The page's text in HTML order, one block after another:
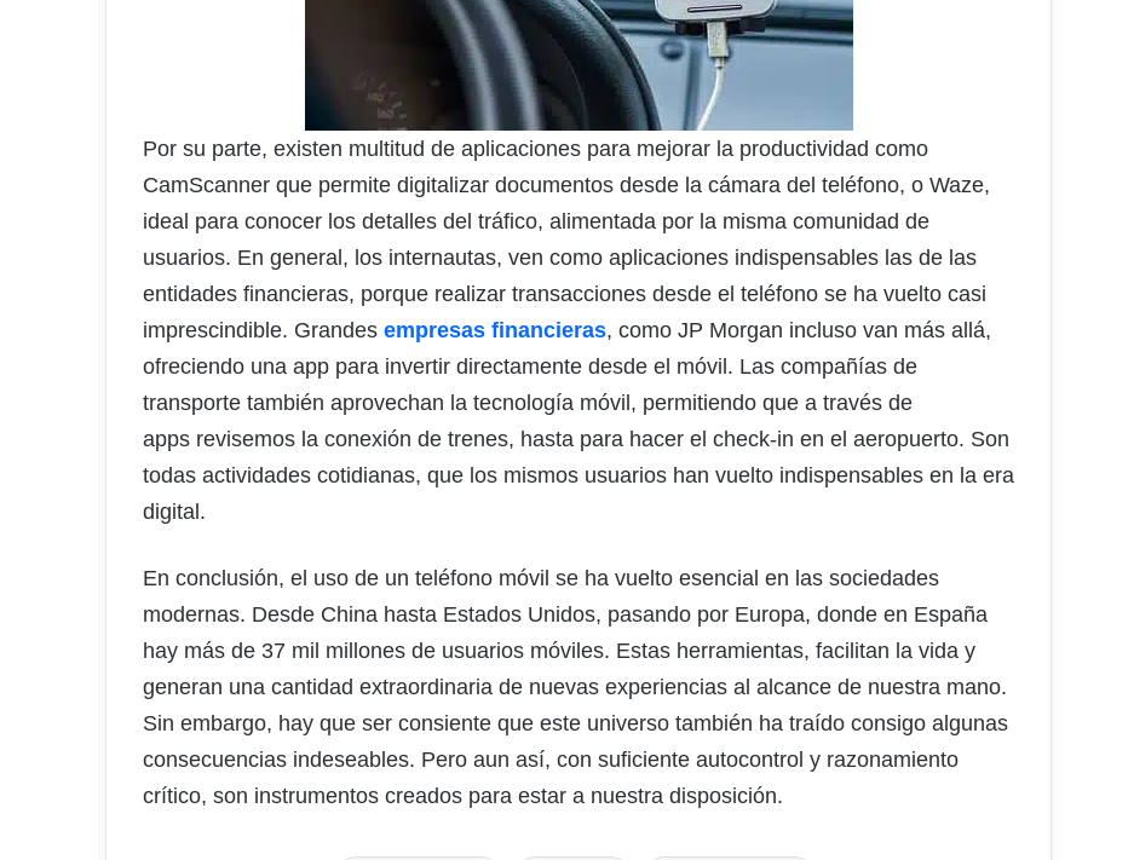
Por su parte, existen multitud de aplicaciones para mejorar la productividad como
CamScanner que permite digitalizar documentos desde la cámara del teléfono, o Waze,
ideal para conocer los detalles del tráfico, alimentada por la misma comunidad de
usuarios. En general, los internautas, ven como aplicaciones indispensables las de las
entidades financieras, porque realizar transacciones desde el teléfono se ha vuelto casi
imprescindible. Grandes empresas financieras, como JP Morgan incluso van más allá,
ofreciendo una app para invertir directamente desde el móvil. Las compañías de
transporte también aprovechan la tecnología móvil, permitiendo que a través de
apps revisemos la conexión de trenes, hasta para hacer el check-in en el aeropuerto. Son
todas actividades cotidianas, que los mismos usuarios han vuelto indispensables en la era
digital.
En conclusión, el uso de un teléfono móvil se ha vuelto esencial en las sociedades
modernas. Desde China hasta Estados Unidos, pasando por Europa, donde en España
hay más de 37 mil millones de usuarios móviles. Estas herramientas, facilitan la vida y
generan una cantidad extraordinaria de nuevas experiencias al alcance de nuestra mano.
Sin embargo, hay que ser consiente que este universo también ha traído consigo algunas
consecuencias indeseables. Pero aun así, con suficiente autocontrol y razonamiento
crítico, son instrumentos creados para estar a nuestra disposición.